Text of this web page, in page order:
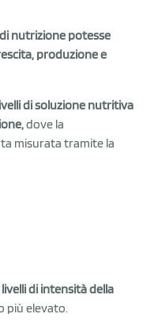
nutrizione potesse
produzione e
di soluzione nutritiva
dove la
misurata tramite la
di intensità della
più elevato.